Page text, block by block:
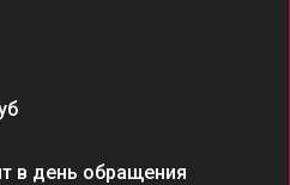
в день обращения